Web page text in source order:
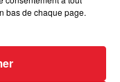
bataille...
bas de chaque page.